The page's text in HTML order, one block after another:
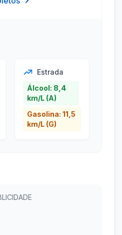
Estrada
Álcool: 8,4
km/L (A)
Gasolina: 11,5
km/L (G)